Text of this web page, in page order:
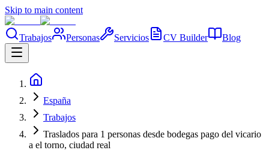
Skip to main content
Trabajos Personas Servicios CV Builder Blog
España
Trabajos
Traslados para 1 personas desde bodegas pago del vicario
a el torno, ciudad real